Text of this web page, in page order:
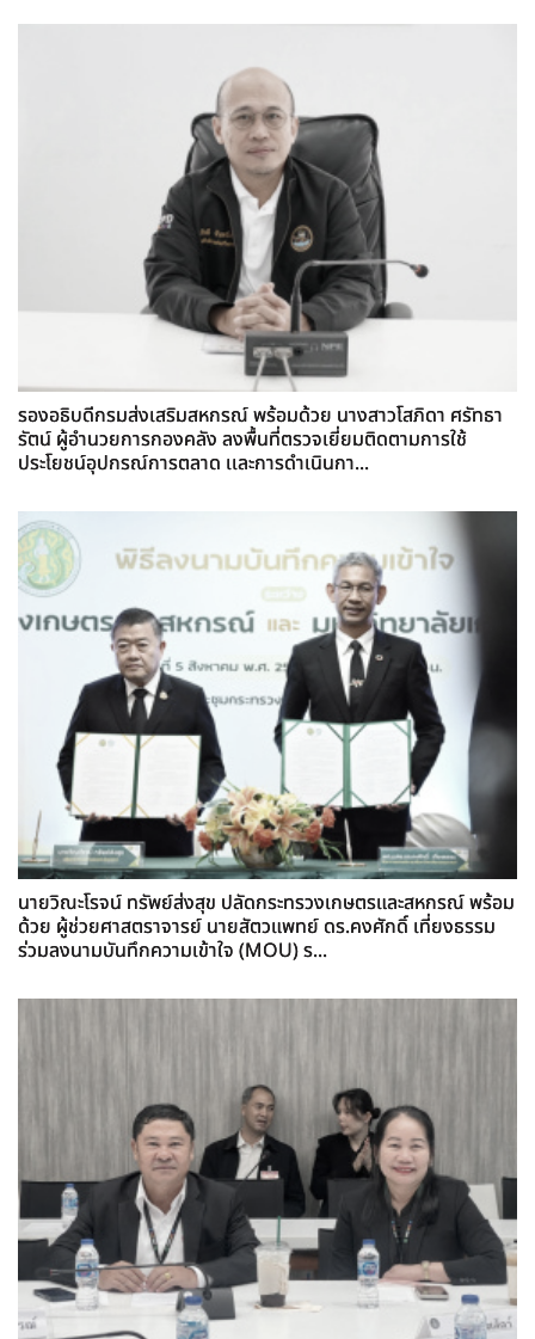
รองอธิบดีกรมส่งเสริมสหกรณ์ พร้อมด้วย นางสาวโสภิดา ศรัทธา
รัตน์ ผู้อำนวยการกองคลัง ลงพื้นที่ตรวจเยี่ยมติดตามการใช้
ประโยชน์อุปกรณ์การตลาด เเละการดำเนินกา...
นายวิณะโรจน์ ทรัพย์ส่งสุข ปลัดกระทรวงเกษตรและสหกรณ์ พร้อม
ด้วย ผู้ช่วยศาสตราจารย์ นายสัตวแพทย์ ดร.คงศักดิ์ เที่ยงธรรม
ร่วมลงนามบันทึกความเข้าใจ (MOU) ร...